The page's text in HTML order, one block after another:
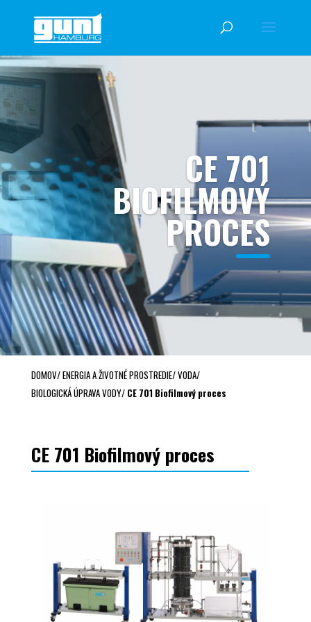
CE 701
BIOFILMOVÝ
PROCES
DOMOV/ENERGIA A ŽIVOTNÉ PROSTREDIE/VODA/
BIOLOGICKÁ ÚPRAVA VODY/ CE 701 Biofilmový proces
CE 701 Biofilmový proces